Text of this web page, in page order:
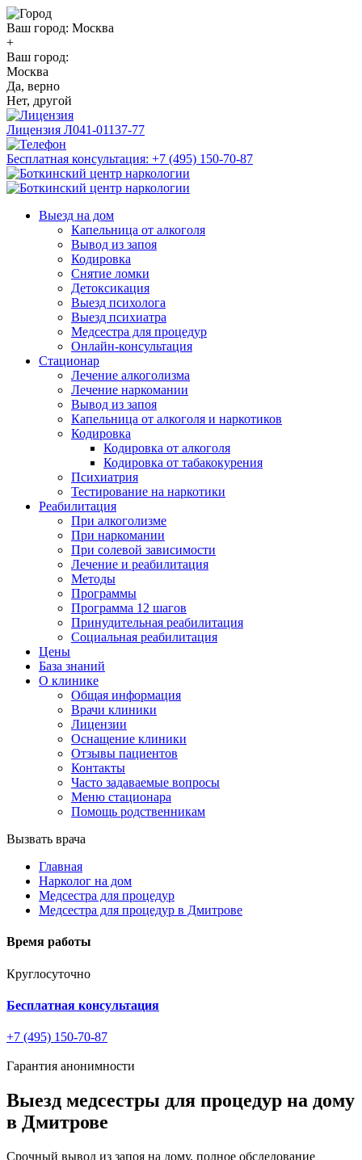
Ваш город: Москва
+
Ваш город:
Москва
Да, верно
Нет, другой
Лицензия Л041-01137-77
Бесплатная консультация: +7 (495) 150-70-87
Выезд на дом
Капельница от алкоголя
Вывод из запоя
Кодировка
Снятие ломки
Детоксикация
Выезд психолога
Выезд психиатра
Медсестра для процедур
Онлайн-консультация
Стационар
Лечение алкоголизма
Лечение наркомании
Вывод из запоя
Капельница от алкоголя и наркотиков
Кодировка
Кодировка от алкоголя
Кодировка от табакокурения
Психиатрия
Тестирование на наркотики
Реабилитация
При алкоголизме
При наркомании
При солевой зависимости
Лечение и реабилитация
Методы
Программы
Программа 12 шагов
Принудительная реабилитация
Социальная реабилитация
Цены
База знаний
О клинике
Общая информация
Врачи клиники
Лицензии
Оснащение клиники
Отзывы пациентов
Контакты
Часто задаваемые вопросы
Меню стационара
Помощь родственникам
Вызвать врача
Главная
Нарколог на дом
Медсестра для процедур
Медсестра для процедур в Дмитрове
Время работы
Круглосуточно
Бесплатная консультация
+7 (495) 150-70-87
Гарантия анонимности
Выезд медсестры для процедур на дому
в Дмитрове
Срочный вывод из запоя на дому, полное обследование